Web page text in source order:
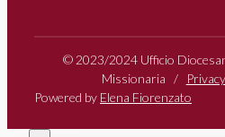
© 2023/2024 Ufficio
Missionaria /
Powered by Elena Fiorenzato